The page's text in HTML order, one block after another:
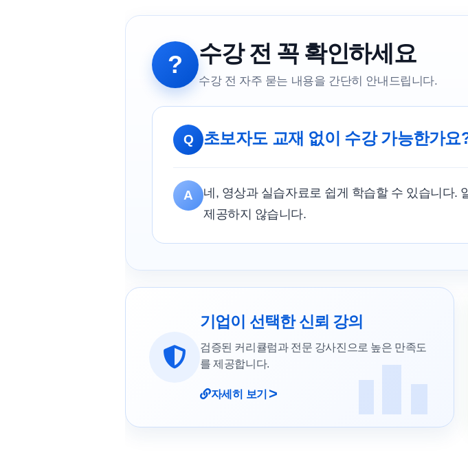
? 수강 전 꼭 확인하세요
수강 전 자주 묻는 내용을 간단히 안내드립니다.
Q 초보자도 교재 없이 수강 가능한가
A
네, 영상과 실습자료로 쉽게 학습할 수 있습니다.
제공하지 않습니다.
기업이 선택한 신뢰 강의
검증된 커리큘럼과 전문 강사진으로 높은 만족도
를 제공합니다.
자세히 보기 >